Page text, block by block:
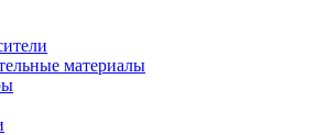
материалы